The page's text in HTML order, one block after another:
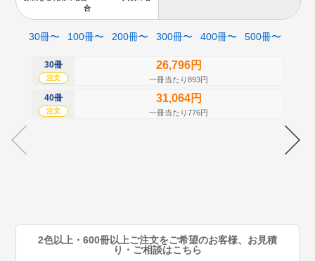
合
30冊〜 100冊〜 200冊〜 300冊〜 400冊〜 500冊〜
30冊
注文
26,796円
一冊当たり893円
40冊
注文
31,064円
一冊当たり776円
2色以上・600冊以上ご注文をご希望のお客様、お見積
り・ご相談はこちら